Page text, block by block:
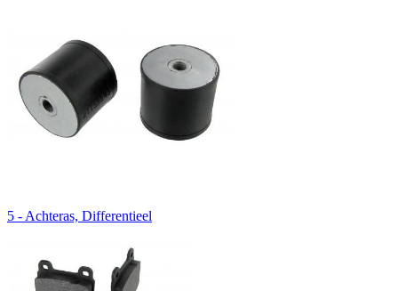
5 - Achteras, Differentieel